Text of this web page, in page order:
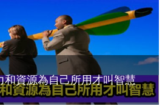
和資源為自己所用才叫智慧